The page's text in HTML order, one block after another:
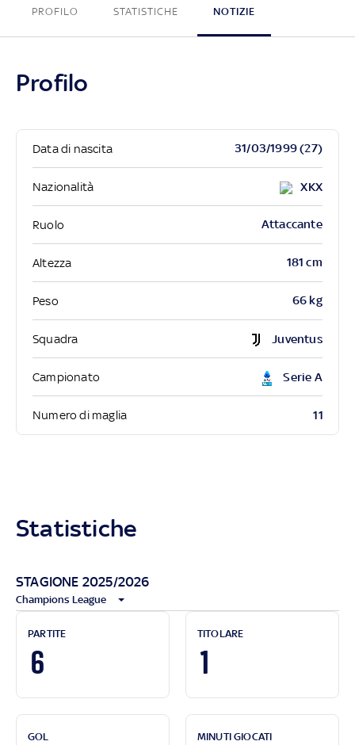
PROFILO STATISTICHE NOTIZIE
Profilo
Data di nascita 31/03/1999 (27)
Nazionalità XKX
Ruolo Attaccante
Altezza 181 cm
Peso 66 kg
Squadra Juventus
Campionato Serie A
Numero di maglia 11
Statistiche
STAGIONE 2025/2026
Champions League
PARTITE
6
TITOLARE
1
GOL MINUTI GIOCATI